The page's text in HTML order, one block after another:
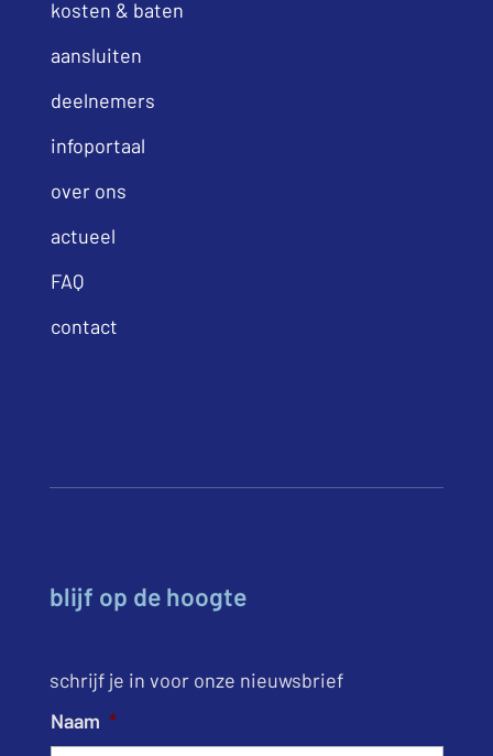
kosten & baten
aansluiten
deelnemers
infoportaal
over ons
actueel
FAQ
contact
blijf op de hoogte
schrijf je in voor onze nieuwsbrief
Naam *